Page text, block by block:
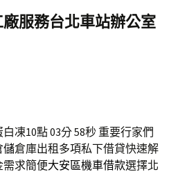
鍵
字:
服務台北車站辦公室
凍10點 03分 58秒 重要行家們
儲倉庫出租多項私下借貸快速解
需求簡便大安區機車借款選擇北